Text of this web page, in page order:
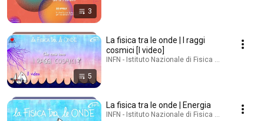
3
5
La fisica tra le onde | I raggi
cosmici [I video]
INFN - Istituto Nazionale di Fisica Nucleare ·
La fisica tra le onde | Energia
INFN - Istituto Nazionale di Fisica Nucleare ·